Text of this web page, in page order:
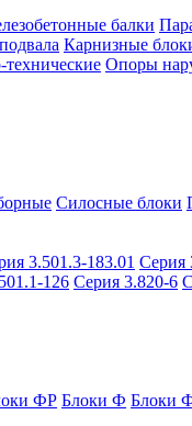
балки
Карнизные
Опоры
Силосные блоки
3.501.3-183.01 Серия
126 Серия 3.820-6
ФР Блоки Ф Блоки